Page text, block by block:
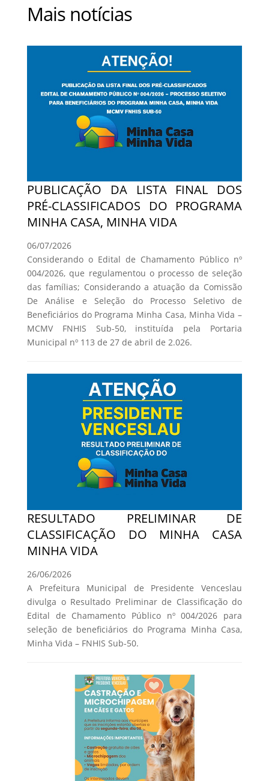
Mais notícias
PUBLICAÇÃO DA LISTA FINAL DOS
PRÉ-CLASSIFICADOS DO PROGRAMA
MINHA CASA, MINHA VIDA
06/07/2026
Considerando o Edital de Chamamento Público nº
004/2026, que regulamentou o processo de seleção
das famílias; Considerando a atuação da Comissão
De Análise e Seleção do Processo Seletivo de
Beneficiários do Programa Minha Casa, Minha Vida –
MCMV FNHIS Sub-50, instituída pela Portaria
Municipal nº 113 de 27 de abril de 2.026.
RESULTADO PRELIMINAR DE
CLASSIFICAÇÃO DO MINHA CASA
MINHA VIDA
26/06/2026
A Prefeitura Municipal de Presidente Venceslau
divulga o Resultado Preliminar de Classificação do
Edital de Chamamento Público nº 004/2026 para
seleção de beneficiários do Programa Minha Casa,
Minha Vida – FNHIS Sub-50.